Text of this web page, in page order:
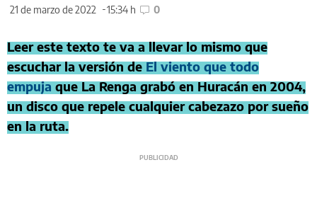
21 de marzo de 2022 15:34 h 0
Leer este texto te va a llevar lo mismo que
escuchar la versión deEl viento que todo
empujaque La Renga grabó en Huracán en 2004,
un disco que repele cualquier cabezazo por sueño
en la ruta.